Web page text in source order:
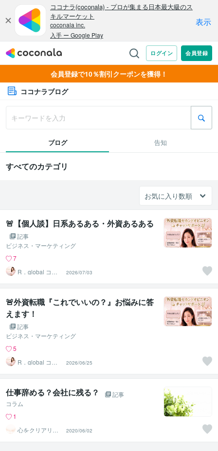
会員登録で10％割引クーポンを獲得！
ココナラブログ
ブログ 告知
すべてのカテゴリ
🚨【個人談】日系あるある・外資あるある
記事
ビジネス・マーケティング
7
R．global コン
サルタントファ
ーム
2026/07/03
🚨外資転職『これでいいの？』お悩みに答
えます！
記事
ビジネス・マーケティング
5
R．global コン
サルタントファ
ーム
2026/06/25
仕事辞める？会社に残る？
記事
コラム
1
心をクリアリン
グして本来の輝
きを取り戻す
2020/06/02